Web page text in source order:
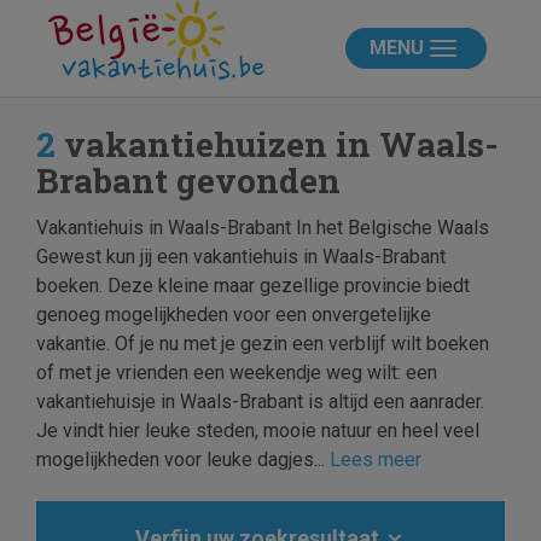
MENU
2 vakantiehuizen in Waals-
Brabant gevonden
Vakantiehuis in Waals-Brabant In het Belgische Waals
Gewest kun jij een vakantiehuis in Waals-Brabant
boeken. Deze kleine maar gezellige provincie biedt
genoeg mogelijkheden voor een onvergetelijke
vakantie. Of je nu met je gezin een verblijf wilt boeken
of met je vrienden een weekendje weg wilt: een
vakantiehuisje in Waals-Brabant is altijd een aanrader.
Je vindt hier leuke steden, mooie natuur en heel veel
mogelijkheden voor leuke dagjes... Lees meer